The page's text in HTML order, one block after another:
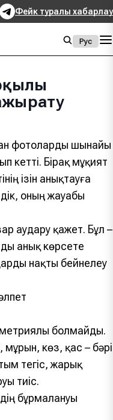
Фейк туралы хабарлау
Рус
фотоларды шынайы
кетті. Бірақ мұқият
ізін анықтауға
оның жауабы
аудару қажет. Бұл –
анық көрсете
нақты бейнелеу
болмайды.
көз, қас – бәрі
тегіс, жарық
тиіс.
бұрмалануы